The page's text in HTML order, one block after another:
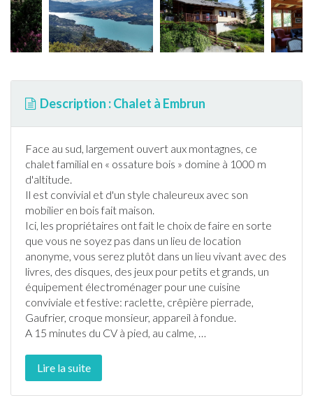
Description : Chalet à Embrun
Face au sud, largement ouvert aux montagnes, ce
chaletfamilial en « ossature bois » domine à 1000 m
d'altitude.
Il est convivial et d'un style chaleureux avec son
mobilier en bois fait maison.
Ici, les propriétaires ont fait le choix de faire en sorte
que vous ne soyez pas dans un lieu de location
anonyme, vous serez plutôt dans un lieu vivant avec des
livres, des disques, des jeux pour petits et grands, un
équipement électroménager pour une cuisine
conviviale et festive: raclette, crêpière pierrade,
Gaufrier, croque monsieur, appareil à fondue.
A 15 minutes du CV à pied, au calme, …
Lire la suite